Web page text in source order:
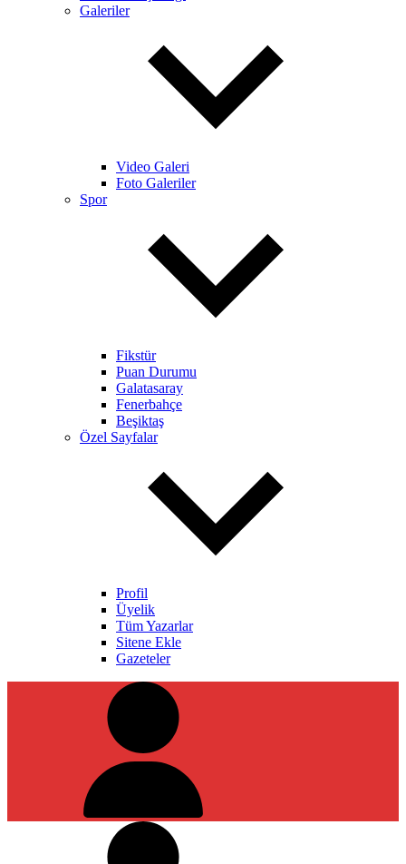
Galeriler
Video Galeri
Foto Galeriler
Spor
Fikstür
Puan Durumu
Galatasaray
Fenerbahçe
Beşiktaş
Özel Sayfalar
Profil
Üyelik
Tüm Yazarlar
Sitene Ekle
Gazeteler